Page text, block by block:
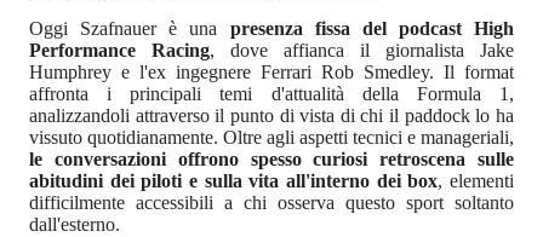
Oggi Szafnauer è una presenza fissa del podcast High
Performance Racing, dove affianca il giornalista Jake
Humphrey e l'ex ingegnere Ferrari Rob Smedley. Il format
affronta i principali temi d'attualità della Formula 1,
analizzandoli attraverso il punto di vista di chi il paddock lo ha
vissuto quotidianamente. Oltre agli aspetti tecnici e manageriali,
le conversazioni offrono spesso curiosi retroscena sulle
abitudini dei piloti e sulla vita all'interno dei box, elementi
difficilmente accessibili a chi osserva questo sport soltanto
dall'esterno.